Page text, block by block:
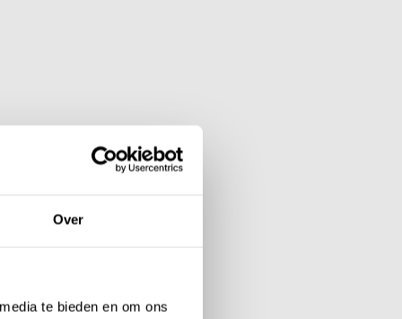
Over
te bieden en om ons